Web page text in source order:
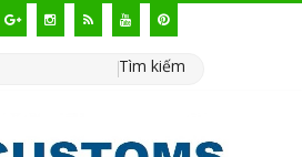
Tìm kiếm